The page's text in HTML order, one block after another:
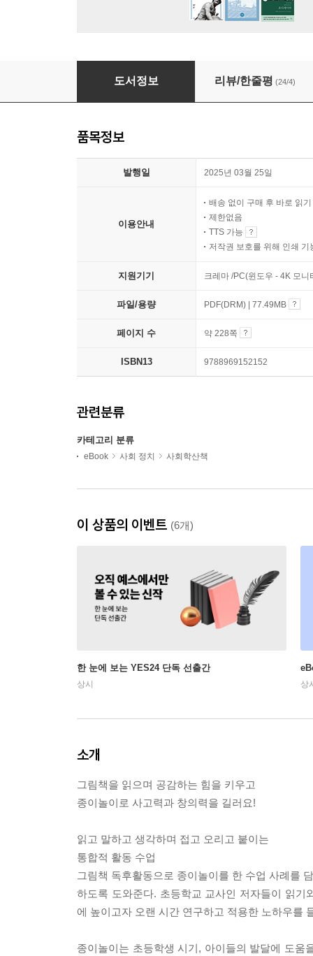
그림책 종이놀이
도서정보 리뷰/한줄평 (24/4)
품목정보
발행일 2025년 03월 25일
이용안내
배송 없이 구매 후 바로 읽기
제한없음
TTS 가능
저작권 보호를 위해 인쇄 기
지원기기 크레마 /PC(윈도우 - 4K 모
파일/용량 PDF(DRM) | 77.49MB
페이지 수 약 228쪽
ISBN13 9788969152152
관련분류
카테고리 분류
eBook 사회 정치 사회학산책
이 상품의 이벤트 (6개)
한 눈에 보는 YES24 단독 선출간
상시 상
소개
그림책을 읽으며 공감하는 힘을 키우고
종이놀이로 사고력과 창의력을 길러요!
읽고 말하고 생각하며 접고 오리고 붙이는
통합적 활동 수업
그림책 독후활동으로 종이놀이를 한 수업 사례를
하도록 도와준다. 초등학교 교사인 저자들이 읽
에 높이고자 오랜 시간 연구하고 적용한 노하우를
종이놀이는 초등학생 시기, 아이들의 발달에 도